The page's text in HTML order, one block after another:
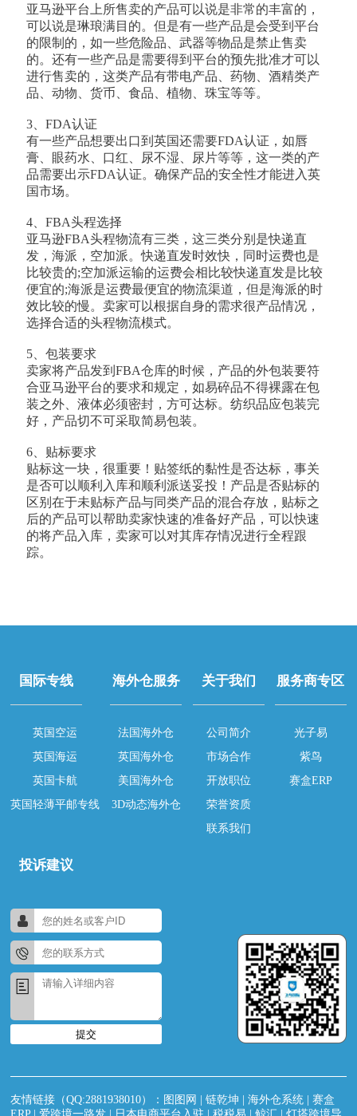
亚马逊平台上所售卖的产品可以说是非常的丰富的，
可以说是琳琅满目的。但是有一些产品是会受到平台
的限制的，如一些危险品、武器等物品是禁止售卖
的。还有一些产品是需要得到平台的预先批准才可以
进行售卖的，这类产品有带电产品、药物、酒精类产
品、动物、货币、食品、植物、珠宝等等。
3、FDA认证
有一些产品想要出口到英国还需要FDA认证，如唇
膏、眼药水、口红、尿不湿、尿片等等，这一类的产
品需要出示FDA认证。确保产品的安全性才能进入英
国市场。
4、FBA头程选择
亚马逊FBA头程物流有三类，这三类分别是快递直
发，海派，空加派。快递直发时效快，同时运费也是
比较贵的;空加派运输的运费会相比较快递直发是比较
便宜的;海派是运费最便宜的物流渠道，但是海派的时
效比较的慢。卖家可以根据自身的需求很产品情况，
选择合适的头程物流模式。
5、包装要求
卖家将产品发到FBA仓库的时候，产品的外包装要符
合亚马逊平台的要求和规定，如易碎品不得裸露在包
装之外、液体必须密封，方可达标。纺织品应包装完
好，产品切不可采取简易包装。
6、贴标要求
贴标这一块，很重要！贴签纸的黏性是否达标，事关
是否可以顺利入库和顺利派送妥投！产品是否贴标的
区别在于未贴标产品与同类产品的混合存放，贴标之
后的产品可以帮助卖家快速的准备好产品，可以快速
的将产品入库，卖家可以对其库存情况进行全程跟
踪。
国际专线
英国空运
英国海运
英国卡航
英国轻薄平邮专线
海外仓服务
法国海外仓
英国海外仓
美国海外仓
3D动态海外仓
关于我们
公司简介
市场合作
开放职位
荣誉资质
联系我们
服务商专区
光子易
紫鸟
赛盒ERP
投诉建议
提交
友情链接（QQ:2881938010）： 图图网 |链乾坤 |海外仓系统 |赛盒